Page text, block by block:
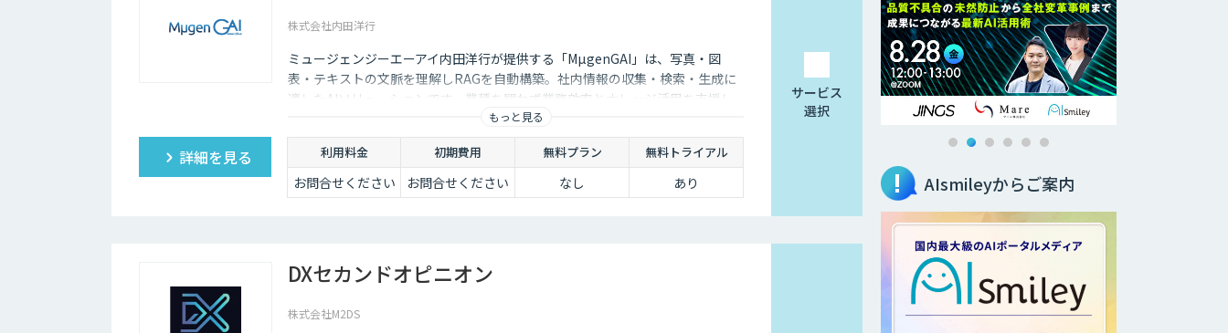
株式会社内田洋行
ミュージェンジーエーアイ内田洋行が提供する「MµgenGAI」は、写真・図
表・テキストの文脈を理解しRAGを自動構築。社内情報の収集・検索・生成に
適したAIソリューションです。業種を問わず業務効率とナレッジ活用を支援し
もっと見る
詳細を見る 利用料金 初期費用 無料プラン 無料トライアル
お問合せください お問合せください なし あり
サービス
選択
DXセカンドオピニオン
株式会社M2DS
AIsmileyからご案内